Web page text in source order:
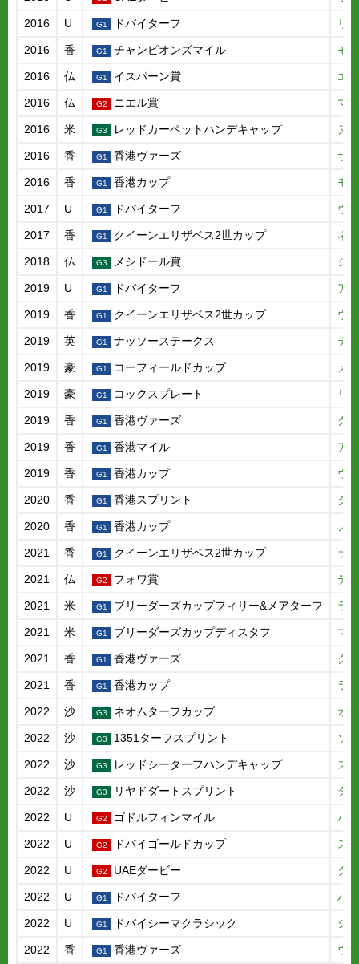
2016 U ドバイターフ リ
2016 香 チャンピオンズマイル モ
2016 仏 イスパーン賞 エ
2016 仏 ニエル賞 マ
2016 米 レッドカーペットハンデキャップ ヌ
2016 香 香港ヴァーズ サ
2016 香 香港カップ モ
2017 U ドバイターフ ヴ
2017 香 クイーンエリザベス2世カップ ネ
2018 仏 メシドール賞 ジ
2019 U ドバイターフ ア
2019 香 クイーンエリザベス2世カップ ウ
2019 英 ナッソーステークス デ
2019 豪 コーフィールドカップ メ
2019 豪 コックスプレート リ
2019 香 香港ヴァーズ グ
2019 香 香港マイル ア
2019 香 香港カップ ウ
2020 香 香港スプリント ダ
2020 香 香港カップ ノ
2021 香 クイーンエリザベス2世カップ ラ
2021 仏 フォワ賞 デ
2021 米 ブリーダーズカップフィリー&メアターフ ラ
2021 米 ブリーダーズカップディスタフ マ
2021 香 香港ヴァーズ グ
2021 香 香港カップ ラ
2022 沙 ネオムターフカップ オ
2022 沙 1351ターフスプリント ソ
2022 沙 レッドシーターフハンデキャップ ス
2022 沙 リヤドダートスプリント ダ
2022 U ゴドルフィンマイル バ
2022 U ドバイゴールドカップ ス
2022 U UAEダービー ク
2022 U ドバイターフ パ
2022 U ドバイシーマクラシック シ
2022 香 香港ヴァーズ ウ